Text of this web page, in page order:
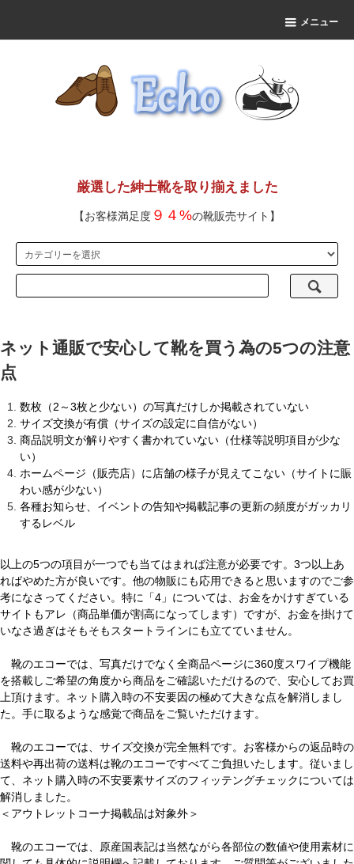
メニュー
厳選した紳士靴を取り揃えました
【お客様満足度 ９４%の靴販売サイト】
ネット通販で安心して靴を買う為の5つの注意
点
数枚（2～3枚と少ない）の写真だけしか掲載されていない
サイズ交換が有償（サイズの設定に自信がない）
商品説明文が解りやすく書かれていない（仕様等説明項目が少な
い）
ホームページ（販売店）に店舗の様子が見えてこない（サイトに賑
わい感が少ない）
各種お知らせ、イベントの告知や掲載記事の更新の頻度がガッカリ
するレベル
以上の5つの項目が一つでも当てはまれば注意が必要です。3つ以上あ
ればやめた方が良いです。他の物販にも応用できると思いますのでご参
考になさってください。特に「4」については、お金をかけすぎている
サイトもアレ（商品単価が割高になってします）ですが、お金を掛けて
いなさ過ぎはそもそもスタートラインにも立てていません。
靴のエコーでは、写真だけでなく全商品ページに360度スワイプ機能
を搭載しご希望の角度から商品をご確認いただけるので、安心してお買
上頂けます。ネット購入時の不安要因の極めて大きな点を解消しまし
た。手に取るような感覚で商品をご覧いただけます。
靴のエコーでは、サイズ交換が完全無料です。お客様からの返品時の
送料や再出荷の送料は靴のエコーですべてご負担いたします。従いまし
て、ネット購入時の不安要素サイズのフィッテングチェックについては
解消しました。
＜アウトレットコーナ掲載品は対象外＞
靴のエコーでは、原産国表記は当然ながら各部位の数値や使用素材に